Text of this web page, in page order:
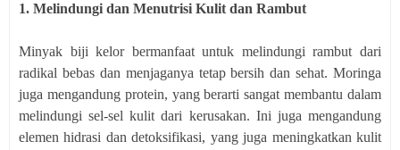
1. Melindungi dan Menutrisi Kulit dan Rambut
Minyak biji kelor bermanfaat untuk melindungi rambut dari
radikal bebas dan menjaganya tetap bersih dan sehat. Moringa
juga mengandung protein, yang berarti sangat membantu dalam
melindungi sel-sel kulit dari kerusakan. Ini juga mengandung
elemen hidrasi dan detoksifikasi, yang juga meningkatkan kulit